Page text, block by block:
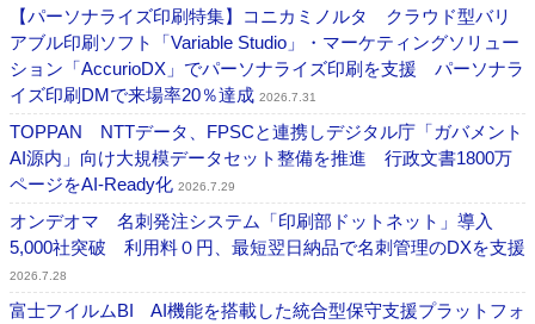
【パーソナライズ印刷特集】コニカミノルタ クラウド型バリ
アブル印刷ソフト「Variable Studio」・マーケティングソリュー
ション「AccurioDX」でパーソナライズ印刷を支援 パーソナラ
イズ印刷DMで来場率20％達成 2026.7.31
TOPPAN NTTデータ、FPSCと連携しデジタル庁「ガバメント
AI源内」向け大規模データセット整備を推進 行政文書1800万
ページをAI-Ready化 2026.7.29
オンデオマ 名刺発注システム「印刷部ドットネット」導入
5,000社突破 利用料０円、最短翌日納品で名刺管理のDXを支援
2026.7.28
富士フイルムBI AI機能を搭載した統合型保守支援プラットフォ